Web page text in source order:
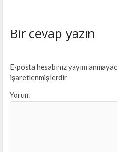
Bir cevap yazın
E-posta hesabınız
işaretlenmişlerdir
Yorum